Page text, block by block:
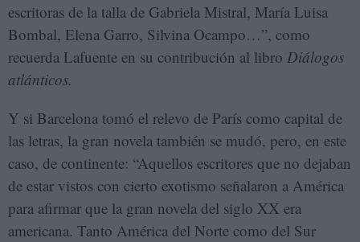
escritoras de la talla de Gabriela Mistral, María Luisa
Bombal, Elena Garro, Silvina Ocampo…”, como
recuerda Lafuente en su contribución al libro Diálogos
atlánticos.
Y si Barcelona tomó el relevo de París como capital de
las letras, la gran novela también se mudó, pero, en este
caso, de continente: “Aquellos escritores que no dejaban
de estar vistos con cierto exotismo señalaron a América
para afirmar que la gran novela del siglo XX era
americana. Tanto América del Norte como del Sur